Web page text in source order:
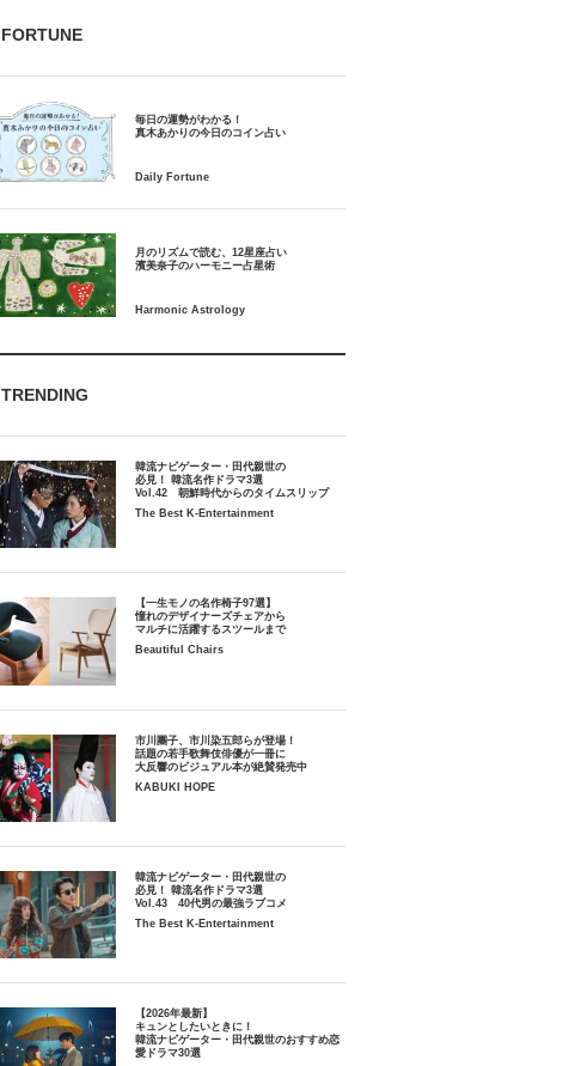
FORTUNE
毎日の運勢がわかる！
月のリズムで読む、12星座占い
TRENDING
韓流ナビゲーター・田代親世の
必見！ 韓流名作ドラマ3選
Vol.42 朝鮮時代からのタイムスリップ
The Best K-Entertainment
【一生モノの名作椅子97選】
憧れのデザイナーズチェアから
マルチに活躍するスツールまで
Beautiful Chairs
市川團子、市川染五郎らが登場！
話題の若手歌舞伎俳優が一冊に
大反響のビジュアル本が絶賛発売中
KABUKI HOPE
韓流ナビゲーター・田代親世の
必見！ 韓流名作ドラマ3選
Vol.43 40代男の最強ラブコメ
The Best K-Entertainment
【2026年最新】
キュンとしたいときに！
韓流ナビゲーター・田代親世のおすすめ恋
愛ドラマ30選